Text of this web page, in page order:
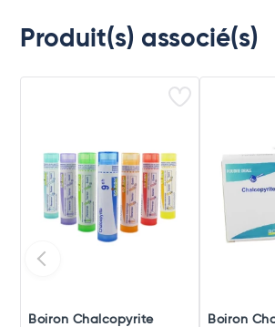
Produit(s) associé(s)
Boiron Chalcopyrite
Boiron